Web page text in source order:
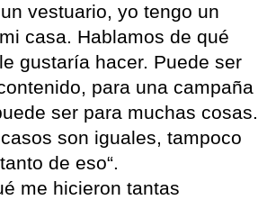
vestuario, yo tengo un
casa. Hablamos de qué
gustaría hacer. Puede ser
para una campaña
ser para muchas cosas.
son iguales, tampoco
de eso“.
me hicieron tantas